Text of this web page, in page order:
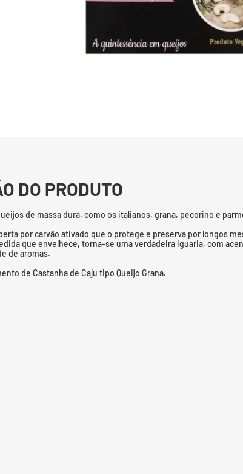
DO PRODUTO
de massa dura, como os italianos, grana, pecorino e
por carvão ativado que o protege e preserva por longos
que envelhece, torna-se uma verdadeira iguaria, com
de aromas.
de Castanha de Caju tipo Queijo Grana.